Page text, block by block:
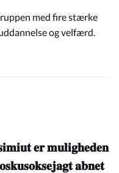
med fire stærke
og velfærd.
𝐞𝐫 𝐦𝐮𝐥𝐢𝐠𝐡𝐞𝐝𝐞𝐧
𝐚𝐛𝐧𝐞𝐭